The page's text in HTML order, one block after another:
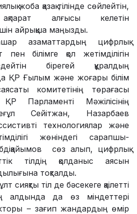
жоба қазақ тілінде сөйлейтін,
алғысы келетін
айрықша маңызды.
азаматтардың цифрлық
пен білімге қол жетімділігін
бірегей құралдың
ҚР Ғылым және жоғары білім
комитетінің төрағасы
Парламенті Мәжілісінің
Сейітжан, Назарбаев
технологиялар және
жөніндегі сарапшы-
сөз алып, цифрлық
тілдің қолданыс аясын
тоқталды.
сияқты тіл де бәсекеге қаілетті
алдында да өз міндеттері
– зағип жандардың өмір